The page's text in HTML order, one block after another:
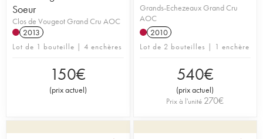
Soeur
Clos de Vougeot Grand Cru AOC
2013
Lot de 1 bouteille | 4 enchères
150€
(prix actuel)
Grands-Echezeaux Grand Cru
AOC
2010
Lot de 2 bouteilles | 1 enchère
540€
(prix actuel)
Prix à l'unité 270€